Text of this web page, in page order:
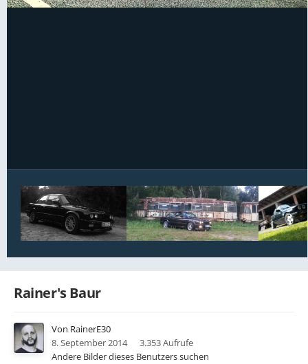
Rainer's Baur
Von RainerE30
8. September 2014
3.353 Aufrufe
Andere Bilder dieses Benutzers suchen